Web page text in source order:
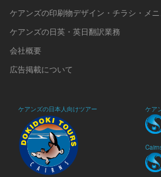
ケアンズの印刷物デザイン・チラシ・メ
ケアンズの日英・英日翻訳業務
会社概要
広告掲載について
ケアンズの日本人向けツアー ケア